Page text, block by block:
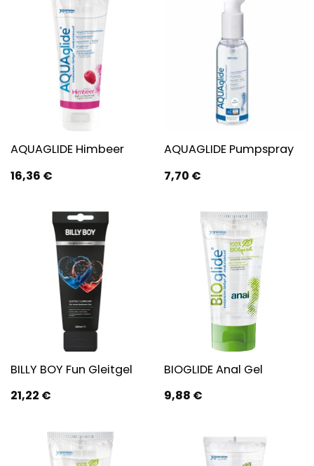
AQUAGLIDE Himbeer
16,36 €
AQUAGLIDE Pumpspray
7,70 €
BILLY BOY Fun Gleitgel
21,22 €
BIOGLIDE Anal Gel
9,88 €